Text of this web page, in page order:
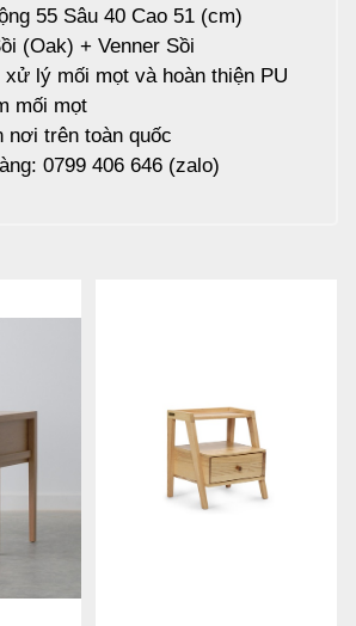
55 Sâu 40 Cao 51 (cm)
(Oak) + Venner Sồi
xử lý mối mọt và hoàn thiện PU
mối mọt
nơi trên toàn quốc
0799 406 646 (zalo)